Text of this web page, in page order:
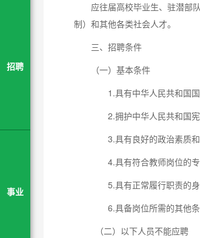
招聘
事业
应往届高校毕业生、驻潜部
制）和其他各类社会人才。
三、招聘条件
（一）基本条件
1.具有中华人民共和国国
2.拥护中华人民共和国宪
3.具有良好的政治素质和
4.具有符合教师岗位的专
5.具有正常履行职责的身
6.具备岗位所需的其他条
（二）以下人员不能应聘